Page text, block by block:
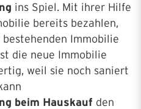
ins Spiel. Mit ihrer Hilfe
bereits bezahlen,
Immobilie
die neue Immobilie
weil sie noch saniert
beim Hauskauf den